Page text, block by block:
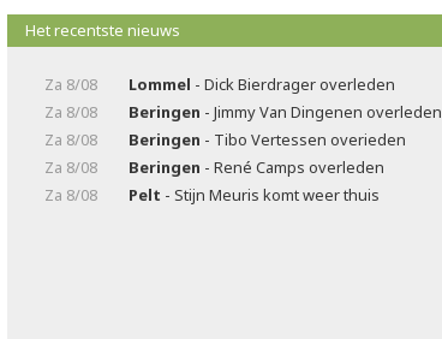
Het recentste nieuws
Za 8/08 Lommel - Dick Bierdrager overleden
Za 8/08
Beringen - Jimmy Van Dingenen overleden
Za 8/08
Beringen - Tibo Vertessen overieden
Za 8/08
Beringen - René Camps overleden
Za 8/08
Pelt - Stijn Meuris komt weer thuis